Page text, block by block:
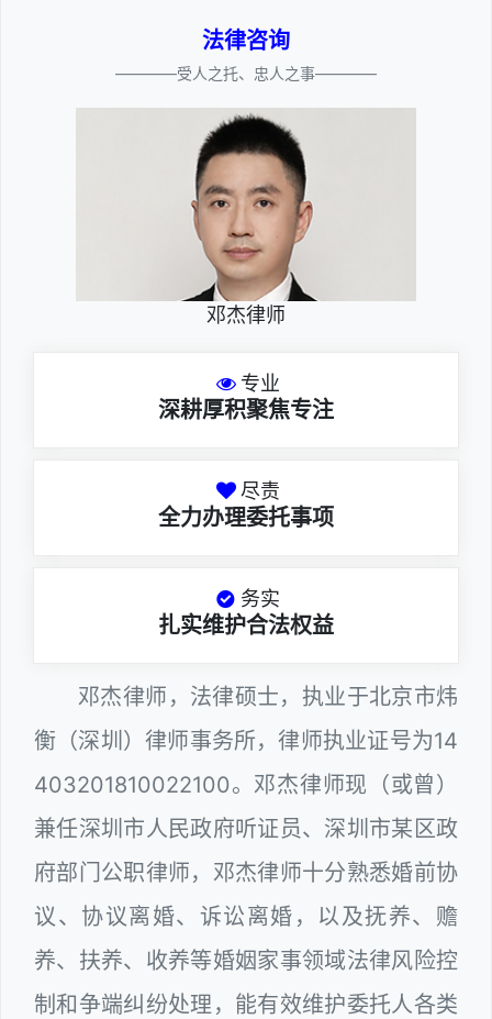
法律咨询
————受人之托、忠人之事————
邓杰律师
专业
深耕厚积聚焦专注
尽责
全力办理委托事项
务实
扎实维护合法权益
邓杰律师，法律硕士，执业于北京市炜
衡（深圳）律师事务所，律师执业证号为14
403201810022100。邓杰律师现（或曾）
兼任深圳市人民政府听证员、深圳市某区政
府部门公职律师，邓杰律师十分熟悉婚前协
议、协议离婚、诉讼离婚，以及抚养、赡
养、扶养、收养等婚姻家事领域法律风险控
制和争端纠纷处理，能有效维护委托人各类